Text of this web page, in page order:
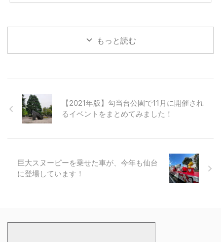
もっと読む
【2021年版】勾当台公園で11月に開催され
るイベントをまとめてみました！
巨大スヌーピーを乗せた車が、今年も仙台
に登場しています！